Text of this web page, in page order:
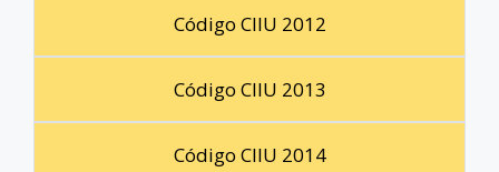
Código CIIU 2012
Código CIIU 2013
Código CIIU 2014